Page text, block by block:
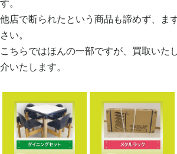
す。
他店で断られたという商品も諦めず、ま
さい。
こちらではほんの一部ですが、買取いた
介いたします。